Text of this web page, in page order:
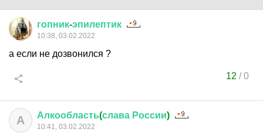
гопник-эпилептик
10:38, 03.02.2022
а если не дозвонился ?
12 /0
А Алкообласть(слава России)
10:41, 03.02.2022